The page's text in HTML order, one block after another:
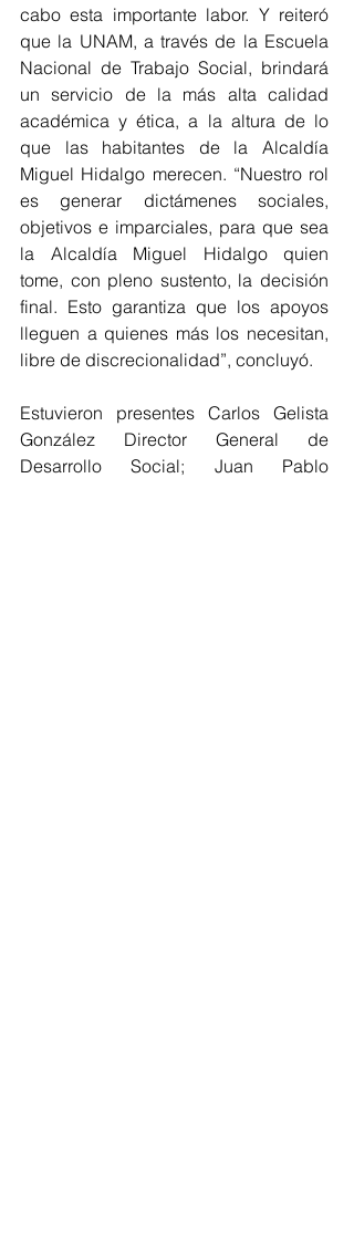
cabo esta importante labor. Y reiteró
que la UNAM, a través de la Escuela
Nacional de Trabajo Social, brindará
un servicio de la más alta calidad
académica y ética, a la altura de lo
que las habitantes de la Alcaldía
Miguel Hidalgo merecen. “Nuestro rol
es generar dictámenes sociales,
objetivos e imparciales, para que sea
la Alcaldía Miguel Hidalgo quien
tome, con pleno sustento, la decisión
final. Esto garantiza que los apoyos
lleguen a quienes más los necesitan,
libre de discrecionalidad”, concluyó.
Estuvieron presentes Carlos Gelista
González Director General de
Desarrollo Social; Juan Pablo